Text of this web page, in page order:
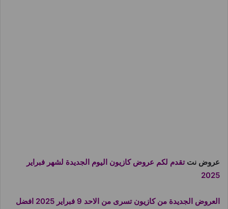
عروض نتتقدم لكم عروض كازيون اليوم الجديدة لشهر فبراير
2025
العروض الجديدة من كازيون تسرى من الاحد 9 فبراير 2025 افضل